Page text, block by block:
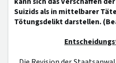
Suizids als in mittelbarer
Tötungsdelikt darstellen.